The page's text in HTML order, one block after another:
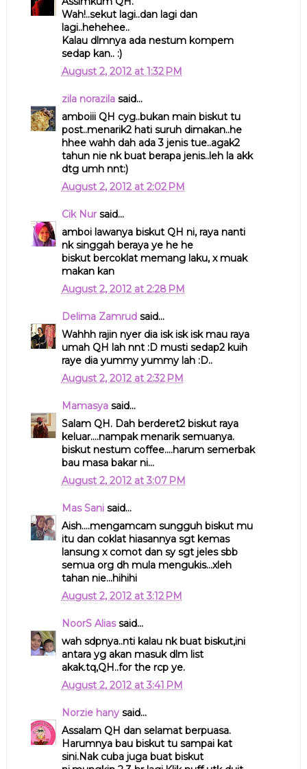
Wah!..sekut lagi..dan lagi dan
lagi..hehehee..
Kalau dlmnya ada nestum kompem
sedap kan.. :)
August 2, 2012 at 1:32 PM
zila norazilasaid...
amboiii QH cyg..bukan main biskut tu
post..menarik2 hati suruh dimakan..he
hhee wahh dah ada 3 jenis tue..agak2
tahun nie nk buat berapa jenis..leh la akk
dtg umh nnt:)
August 2, 2012 at 2:02 PM
Cik Nursaid...
amboi lawanya biskut QH ni, raya nanti
nk singgah beraya ye he he
biskut bercoklat memang laku, x muak
makan kan
August 2, 2012 at 2:28 PM
Delima Zamrudsaid...
Wahhh rajin nyer dia isk isk isk mau raya
umah QH lah nnt :D musti sedap2 kuih
raye dia yummy yummy lah :D..
August 2, 2012 at 2:32 PM
Mamasyasaid...
Salam QH. Dah berderet2 biskut raya
keluar....nampak menarik semuanya.
biskut nestum coffee....harum semerbak
bau masa bakar ni...
August 2, 2012 at 3:07 PM
Mas Sanisaid...
Aish....mengamcam sungguh biskut mu
itu dan coklat hiasannya sgt kemas
lansung x comot dan sy sgt jeles sbb
semua org dh mula mengukis...xleh
tahan nie...hihihi
August 2, 2012 at 3:12 PM
NoorS Aliassaid...
wah sdpnya..nti kalau nk buat biskut,ini
antara yg akan masuk dlm list
akak.tq,QH..for the rcp ye.
August 2, 2012 at 3:41 PM
Norzie hanysaid...
Assalam QH dan selamat berpuasa.
Harumnya bau biskut tu sampai kat
sini.Nak cuba juga buat biskut